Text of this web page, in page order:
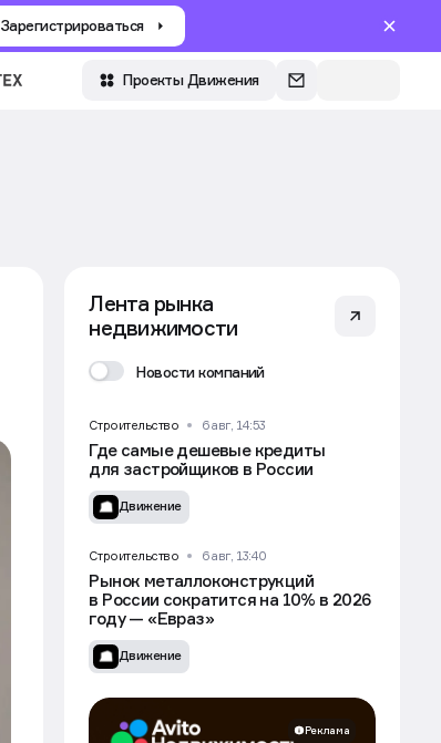
Зарегистрироваться
Проекты Движения
Лента рынка
недвижимости
Новости компаний
Строительство 6 авг, 14:53
Где самые дешевые кредиты
для застройщиков в России
Движение
Строительство 6 авг, 13:40
Рынок металлоконструкций
в России сократится на 10% в 2026
году — «Евраз»
Движение
Реклама